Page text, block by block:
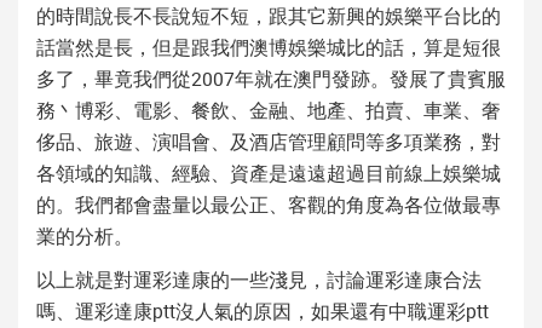
的時間說長不長說短不短，跟其它新興的娛樂平台比的
話當然是長，但是跟我們澳博娛樂城比的話，算是短很
多了，畢竟我們從2007年就在澳門發跡。發展了貴賓服
務丶博彩、電影、餐飲、金融、地產、拍賣、車業、奢
侈品、旅遊、演唱會、及酒店管理顧問等多項業務，對
各領域的知識、經驗、資產是遠遠超過目前線上娛樂城
的。我們都會盡量以最公正、客觀的角度為各位做最專
業的分析。
以上就是對運彩達康的一些淺見，討論運彩達康合法
嗎、 運彩達康ptt沒人氣的原因，如果還有中職運彩ptt